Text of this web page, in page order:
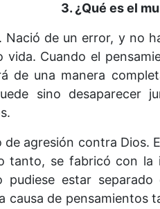
3. ¿Qué es el
Nació de un error, y no
vida. Cuando el
de una manera
sino desaparecer
agresión contra Dios.
tanto, se fabricó con
estar
de pensamientos